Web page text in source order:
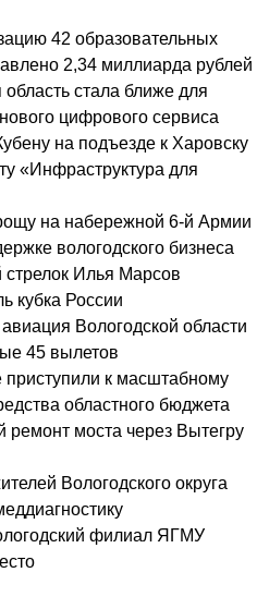
42 образовательных
2,34 миллиарда рублей
область стала ближе для
цифрового сервиса
на подъезде к Харовску
«Инфраструктура для
на набережной 6-й Армии
вологодского бизнеса
стрелок Илья Марсов
кубка России
Вологодской области
45 вылетов
приступили к масштабному
областного бюджета
ремонт моста через Вытегру
Вологодского округа
филиал ЯГМУ